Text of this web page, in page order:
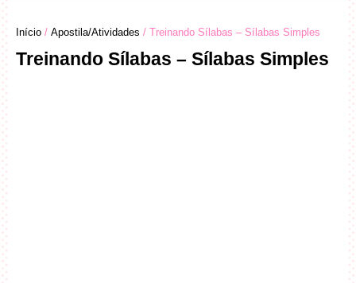
Início / Apostila/Atividades / Treinando Sílabas – Sílabas Simples
Treinando Sílabas – Sílabas Simples